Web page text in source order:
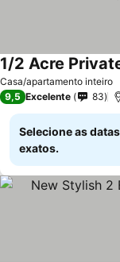
Casa/apartamento inteiro
9,5 Excelente 83
Selecione as
exatos.